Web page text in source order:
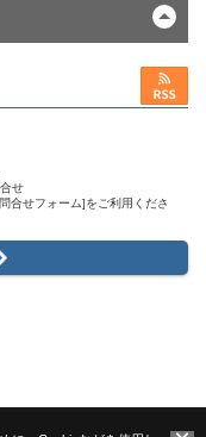
せ
合せフォーム]をご利用くださ